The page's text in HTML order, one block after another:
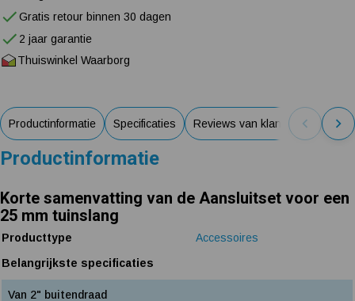
Gratis retour binnen 30 dagen
2 jaar garantie
Thuiswinkel Waarborg
Productinformatie Specificaties Reviews van klanten
Productinformatie
Korte samenvatting van de Aansluitset voor een
25 mm tuinslang
Producttype
Accessoires
Belangrijkste specificaties
Van 2" buitendraad